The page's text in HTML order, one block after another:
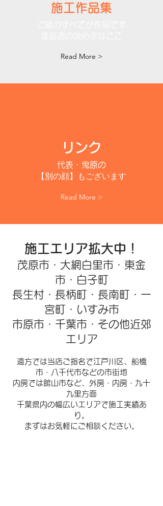
施工作品集
Read More >
リンク
代表・鬼原の
【別の顔】もございます
Read More >
施工エリア拡大中！
茂原市・大網白里市・東金
市・白子町
長生村・長柄町・長南町・一
宮町・いすみ市
市原市・千葉市・その他近郊
エリア
遠方では当店ご指名で江戸川区、船橋
市・八千代市などの市街地
内房では館山市など、 外房・内房・九十
九里方面​
千葉県内の幅広いエリアで施工実績あ
り。
​まずはお気軽にご相談ください。